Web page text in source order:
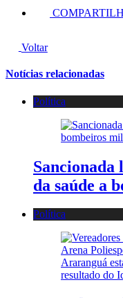
Voltar
Notícias relacionadas
Política
Sancionada
da saúde a
Política